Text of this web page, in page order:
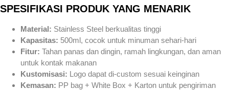
SPESIFIKASI PRODUK YANG MENARIK
Material: Stainless Steel berkualitas tinggi
Kapasitas: 500ml, cocok untuk minuman sehari-hari
Fitur: Tahan panas dan dingin, ramah lingkungan, dan aman
untuk kontak makanan
Kustomisasi: Logo dapat di-custom sesuai keinginan
Kemasan: PP bag + White Box + Karton untuk pengiriman